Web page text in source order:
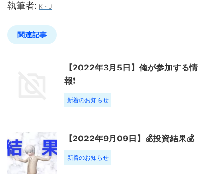
執筆者: K・J
関連記事
【2022年3月5日】俺が参加する情
報❗️
新着のお知らせ
【2022年9月09日】💰投資結果💰
新着のお知らせ